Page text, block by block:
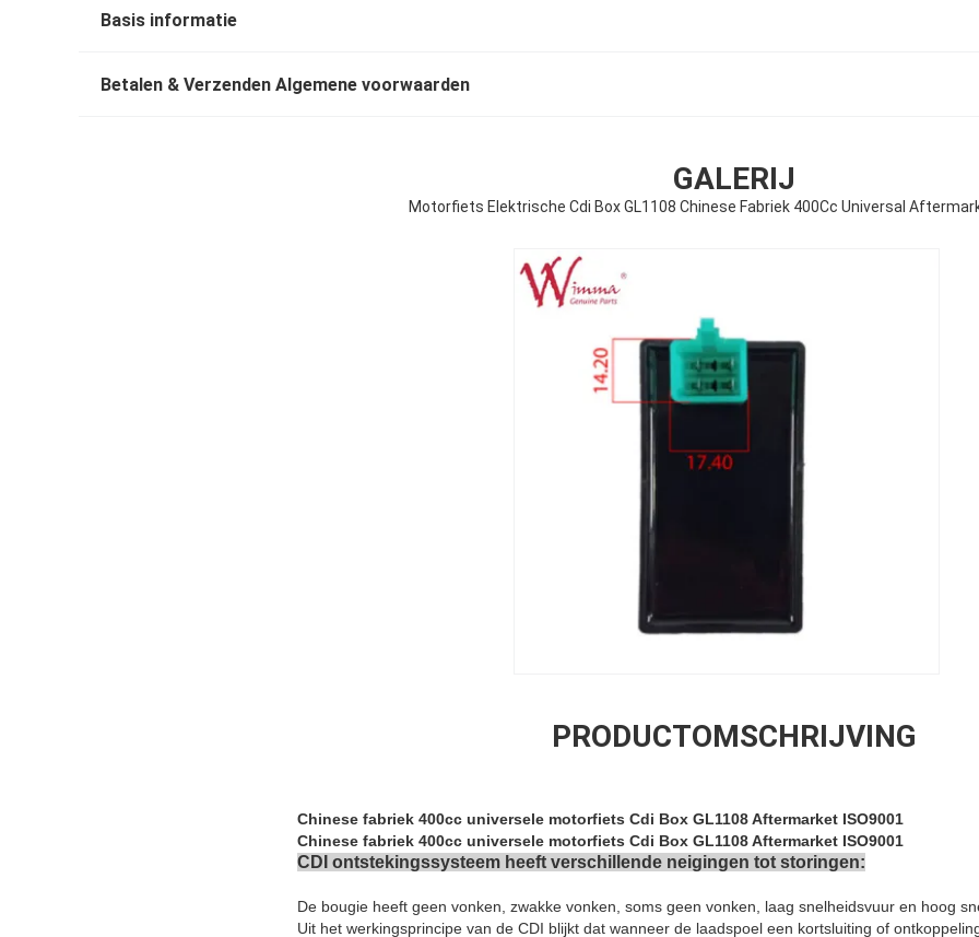
Basis informatie
Betalen & Verzenden Algemene voorwaarden
GALERIJ
Motorfiets Elektrische Cdi Box GL1108 Chinese Fabriek 400Cc Universal
PRODUCTOMSCHRIJVING
Chinese fabriek 400cc universele motorfiets Cdi Box GL1108 Aftermarket ISO9001
Chinese fabriek 400cc universele motorfiets Cdi Box GL1108 Aftermarket ISO9001
CDI ontstekingssysteem heeft verschillende neigingen tot storingen:
De bougie heeft geen vonken, zwakke vonken, soms geen vonken, laag snelheidsvuur en hoog
Uit het werkingsprincipe van de CDI blijkt dat wanneer de laadspoel een kortsluiting of